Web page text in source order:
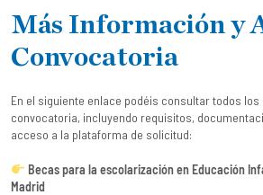
Más Información y
Convocatoria
En el siguiente enlace podéis consultar todos los
convocatoria, incluyendo requisitos,
acceso a la plataforma de solicitud:
Becas para la escolarización en Educación
Madrid